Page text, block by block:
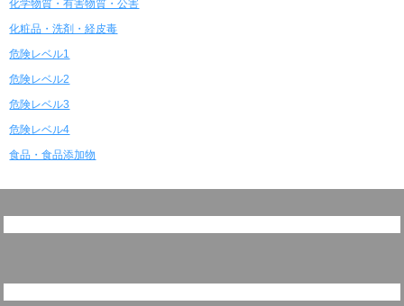
化学物質・有害物質・公害
化粧品・洗剤・経皮毒
危険レベル1
危険レベル2
危険レベル3
危険レベル4
食品・食品添加物